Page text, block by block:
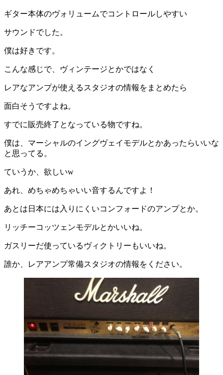
ギター本体のヴォリュームでコントロールしやすい
サウンドでした。
僕は好きです。
こんな感じで、ヴィンテージとかではなく
レアなアンプが使えるスタジオの情報をまとめたら
面白そうですよね。
すでに販売終了となっている物ですね。
僕は、マーシャルのイングヴェイモデルとかあったらいいな
と思ってる。
ていうか、欲しいw
あれ、めちゃめちゃいい音するんですよ！
あとは日本には入りにくいコンフォードのアンプとか。
リッチーコッツェンモデルとかいいね。
ガスリーだ使っているヴィクトリーもいいね。
誰か、レアアンプ常備スタジオの情報をください。